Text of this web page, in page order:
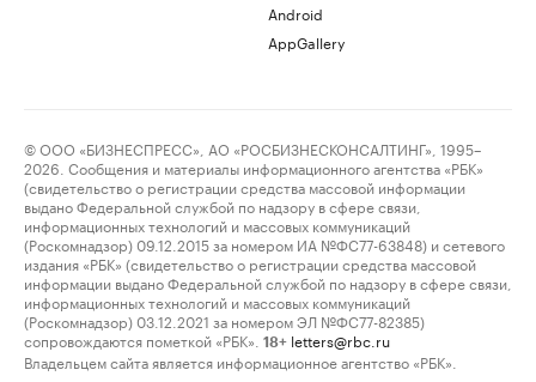
Android
AppGallery
© ООО «БИЗНЕСПРЕСС», АО «РОСБИЗНЕСКОНСАЛТИНГ», 1995–
2026. Сообщения и материалы информационного агентства «РБК»
(свидетельство о регистрации средства массовой информации
выдано Федеральной службой по надзору в сфере связи,
информационных технологий и массовых коммуникаций
(Роскомнадзор) 09.12.2015 за номером ИА №ФС77-63848) и сетевого
издания «РБК» (свидетельство о регистрации средства массовой
информации выдано Федеральной службой по надзору в сфере связи,
информационных технологий и массовых коммуникаций
(Роскомнадзор) 03.12.2021 за номером ЭЛ №ФС77-82385)
сопровождаются пометкой «РБК».
18+ letters@rbc.ru
Владельцем сайта является информационное агентство «РБК».